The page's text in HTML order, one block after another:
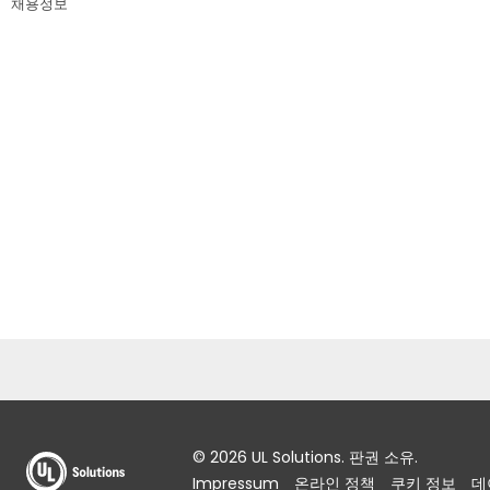
© 2026 UL Solutions. 판권 소유.
Impressum
온라인 정책 쿠키 정보